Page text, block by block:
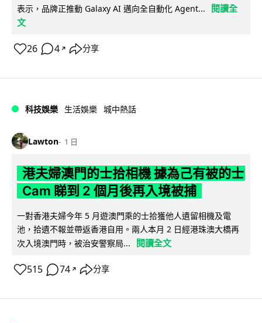
表示，品牌正推動 Galaxy AI 邁向全自動化 Agent...
閱讀全
文
26 4 ↗ 分享
科技娛樂 生活娛樂 城中熱話
Lawton 1 日
港夫婦澳門的士拾相機 據為己有被的士
Cam 睇到 2 個月後再入境被捕
一對香港夫婦今年 5 月遊澳門乘的士拾獲他人遺留相機及電
池，拾遺不報並帶返香港自用。兩人本月 2 日經港珠澳大橋再
次入境澳門時，被治安警察局...
閱讀全文
515 74 ↗ 分享